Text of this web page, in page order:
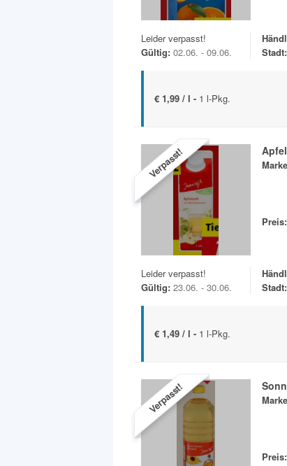
Leider verpasst!
Gültig: 02.06. - 09.06.
Stadt:
€ 1,99 / l - 1 l-Pkg.
Verpasst!
Preis:
Leider verpasst!
Gültig: 23.06. - 30.06.
Stadt:
€ 1,49 / l - 1 l-Pkg.
Verpasst!
Preis: